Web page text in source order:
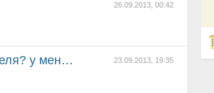
26.09.2013, 00:42
23.09.2013, 19:35
2.2 на...